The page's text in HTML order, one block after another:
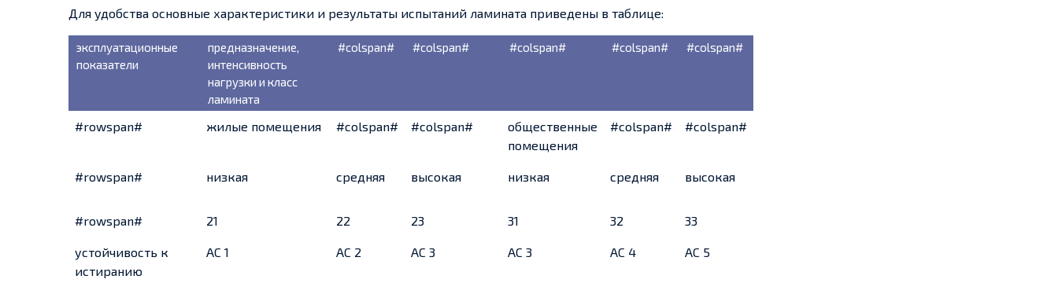
Для удобства основные характеристики и результаты испытаний ламината приведены в таблице:
эксплуатационные
показатели
предназначение,
интенсивность
нагрузки и класс
ламината
#colspan# #colspan# #colspan# #colspan# #colspan#
#rowspan# жилые помещения #colspan# #colspan#
общественные
помещения
#colspan# #colspan#
#rowspan# низкая средняя высокая низкая средняя высокая
#rowspan# 21 22 23 31 32 33
устойчивость к
истиранию
АС 1 АС 2 АС 3 АС 3 АС 4 АС 5